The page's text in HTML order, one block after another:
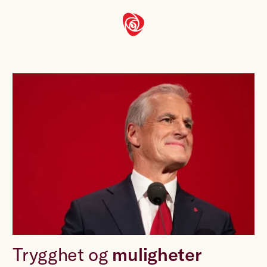
Trygghet og muligheter